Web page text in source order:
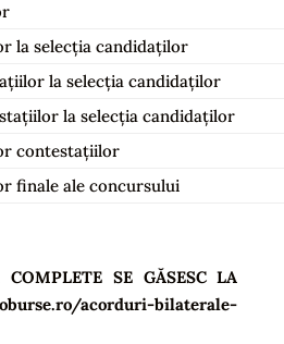
la selecția candidaților
la selecția candidaților
la selecția candidaților
contestațiilor
finale ale concursului
SE GĂSESC LA
acorduri-bilaterale-